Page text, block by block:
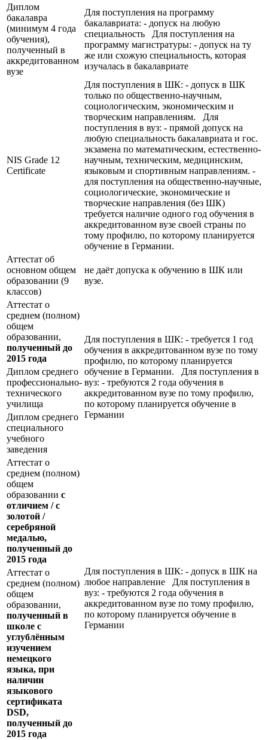
Диплом
бакалавра
(минимум 4 года
обучения),
полученный в
аккредитованном
вузе
Для поступления на программу
бакалавриата: - допуск на любую
специальность Для поступления на
программу магистратуры: - допуск на ту
же или схожую специальность, которая
изучалась в бакалавриате
NIS Grade 12
Certificate
Для поступления в ШК: - допуск в ШК
только по общественно-научным,
социологическим, экономическим и
творческим направлениям. Для
поступления в вуз: - прямой допуск на
любую специальность бакалавриата и гос.
экзамена по математическим, естественно-
научным, техническим, медицинским,
языковым и спортивным направлениям. -
для поступления на общественно-научные,
социологические, экономические и
творческие направления (без ШК)
требуется наличие одного год обучения в
аккредитованном вузе своей страны по
тому профилю, по которому планируется
обучение в Германии.
Аттестат об
основном общем
образовании (9
классов)
не даёт допуска к обучению в ШК или
вузе.
Аттестат о
среднем (полном)
общем
образовании,
полученный до
2015 года
Для поступления в ШК: - требуется 1 год
обучения в аккредитованном вузе по тому
профилю, по которому планируется
обучение в Германии. Для поступления в
вуз: - требуются 2 года обучения в
аккредитованном вузе по тому профилю,
по которому планируется обучение в
Германии
Диплом среднего
профессионально-
технического
училища
Диплом среднего
специального
учебного
заведения
Аттестат о
среднем (полном)
общем
образовании с
отличием / с
золотой /
серебряной
медалью,
полученный до
2015 года
Для поступления в ШК: - допуск в ШК на
любое направление Для поступления в
вуз: - требуются 2 года обучения в
аккредитованном вузе по тому профилю,
по которому планируется обучение в
Германии
Аттестат о
среднем (полном)
общем
образовании,
полученный в
школе с
углублённым
изучением
немецкого
языка, при
наличии
языкового
сертификата
DSD,
полученный до
2015 года